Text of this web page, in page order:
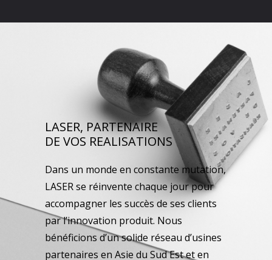
LASER, PARTENAIRE
DE VOS REALISATIONS
Dans un monde en constante mutation,
LASER se réinvente chaque jour pour
accompagner les succès de ses clients
par l’innovation produit. Nous
bénéficions d’un solide réseau d’usines
partenaires en Asie du Sud Est et en